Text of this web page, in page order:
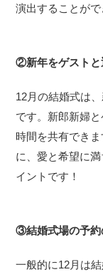
演出することがで
②新年をゲストと
12月の結婚式は
です。新郎新婦
時間を共有でき
に、愛と希望に
イントです！
③結婚式場の予約
一般的に12月は